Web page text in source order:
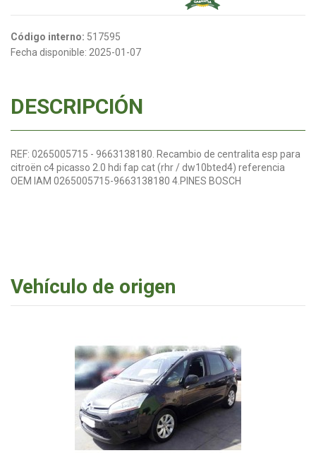
Código interno: 517595
Fecha disponible: 2025-01-07
DESCRIPCIÓN
REF: 0265005715 - 9663138180. Recambio de centralita esp para
citroën c4 picasso 2.0 hdi fap cat (rhr / dw10bted4) referencia
OEM IAM 0265005715-9663138180 4.PINES BOSCH
Vehículo de origen